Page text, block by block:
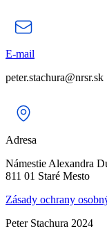
E-mail
peter.stachura@nrsr.sk
Adresa
Námestie Alexandra
811 01 Staré Mesto
Zásady ochrany
Peter Stachura 2024